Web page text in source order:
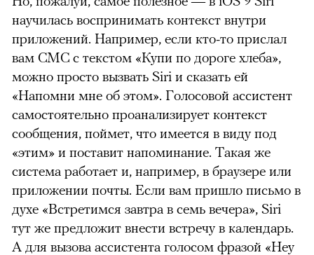
научилась воспринимать контекст внутри
приложений. Например, если кто-то прислал
вам СМС с текстом «Купи по дороге хлеба»,
можно просто вызвать Siri и сказать ей
«Напомни мне об этом». Голосовой ассистент
самостоятельно проанализирует контекст
сообщения, поймет, что имеется в виду под
«этим» и поставит напоминание. Такая же
система работает и, например, в браузере или
приложении почты. Если вам пришло письмо в
духе «Встретимся завтра в семь вечера», Siri
тут же предложит внести встречу в календарь.
А для вызова ассистента голосом фразой «Hey